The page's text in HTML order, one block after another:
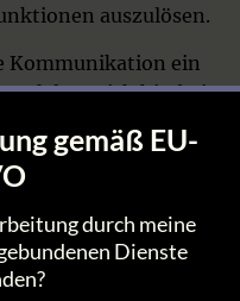
auszulösen.
Kommunikation ein
es sich hierbei
Aktualisierung. Das
wird, um den
werden die von
ggf.
also
.Value()
eines Gerätes
gemäß EU-
durch meine
Dienste